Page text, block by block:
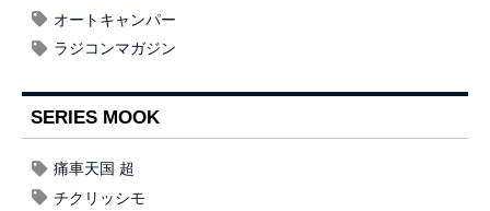
オートキャンパー
ラジコンマガジン
SERIES MOOK
痛車天国 超
チクリッシモ